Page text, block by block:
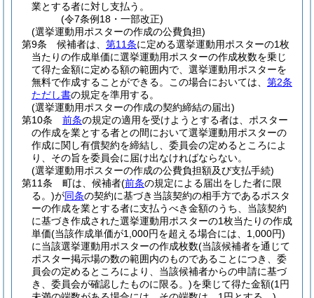
業とする者に対し支払う。
(令7条例18・一部改正)
(選挙運動用ポスターの作成の公費負担)
第9条
候補者は、 第11条に定める選挙運動用ポスターの1枚
当たりの作成単価に選挙運動用ポスターの作成枚数を乗じ
て得た金額に定める額の範囲内で、選挙運動用ポスターを
無料で作成することができる。
この場合においては、 第2条
ただし書の規定を準用する。
(選挙運動用ポスターの作成の契約締結の届出)
第10条
前条の規定の適用を受けようとする者は、ポスター
の作成を業とする者との間において選挙運動用ポスターの
作成に関し有償契約を締結し、委員会の定めるところによ
り、その旨を委員会に届け出なければならない。
(選挙運動用ポスターの作成の公費負担額及び支払手続)
第11条
町は、候補者(前条の規定による届出をした者に限
る。)が同条の契約に基づき当該契約の相手方であるポスタ
ーの作成を業とする者に支払うべき金額のうち、当該契約
に基づき作成された選挙運動用ポスターの1枚当たりの作成
単価(当該作成単価が1,000円を超える場合には、1,000円)
に当該選挙運動用ポスターの作成枚数(当該候補者を通じて
ポスター掲示場の数の範囲内のものであることにつき、委
員会の定めるところにより、当該候補者からの申請に基づ
き、委員会が確認したものに限る。)を乗じて得た金額(1円